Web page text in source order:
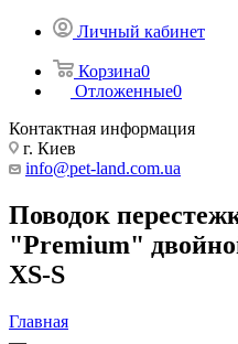
Личный кабинет
Корзина0
Отложенные0
Контактная информация
г. Киев
info@pet-land.com.ua
Поводок
"Premium"
XS-S
Главная